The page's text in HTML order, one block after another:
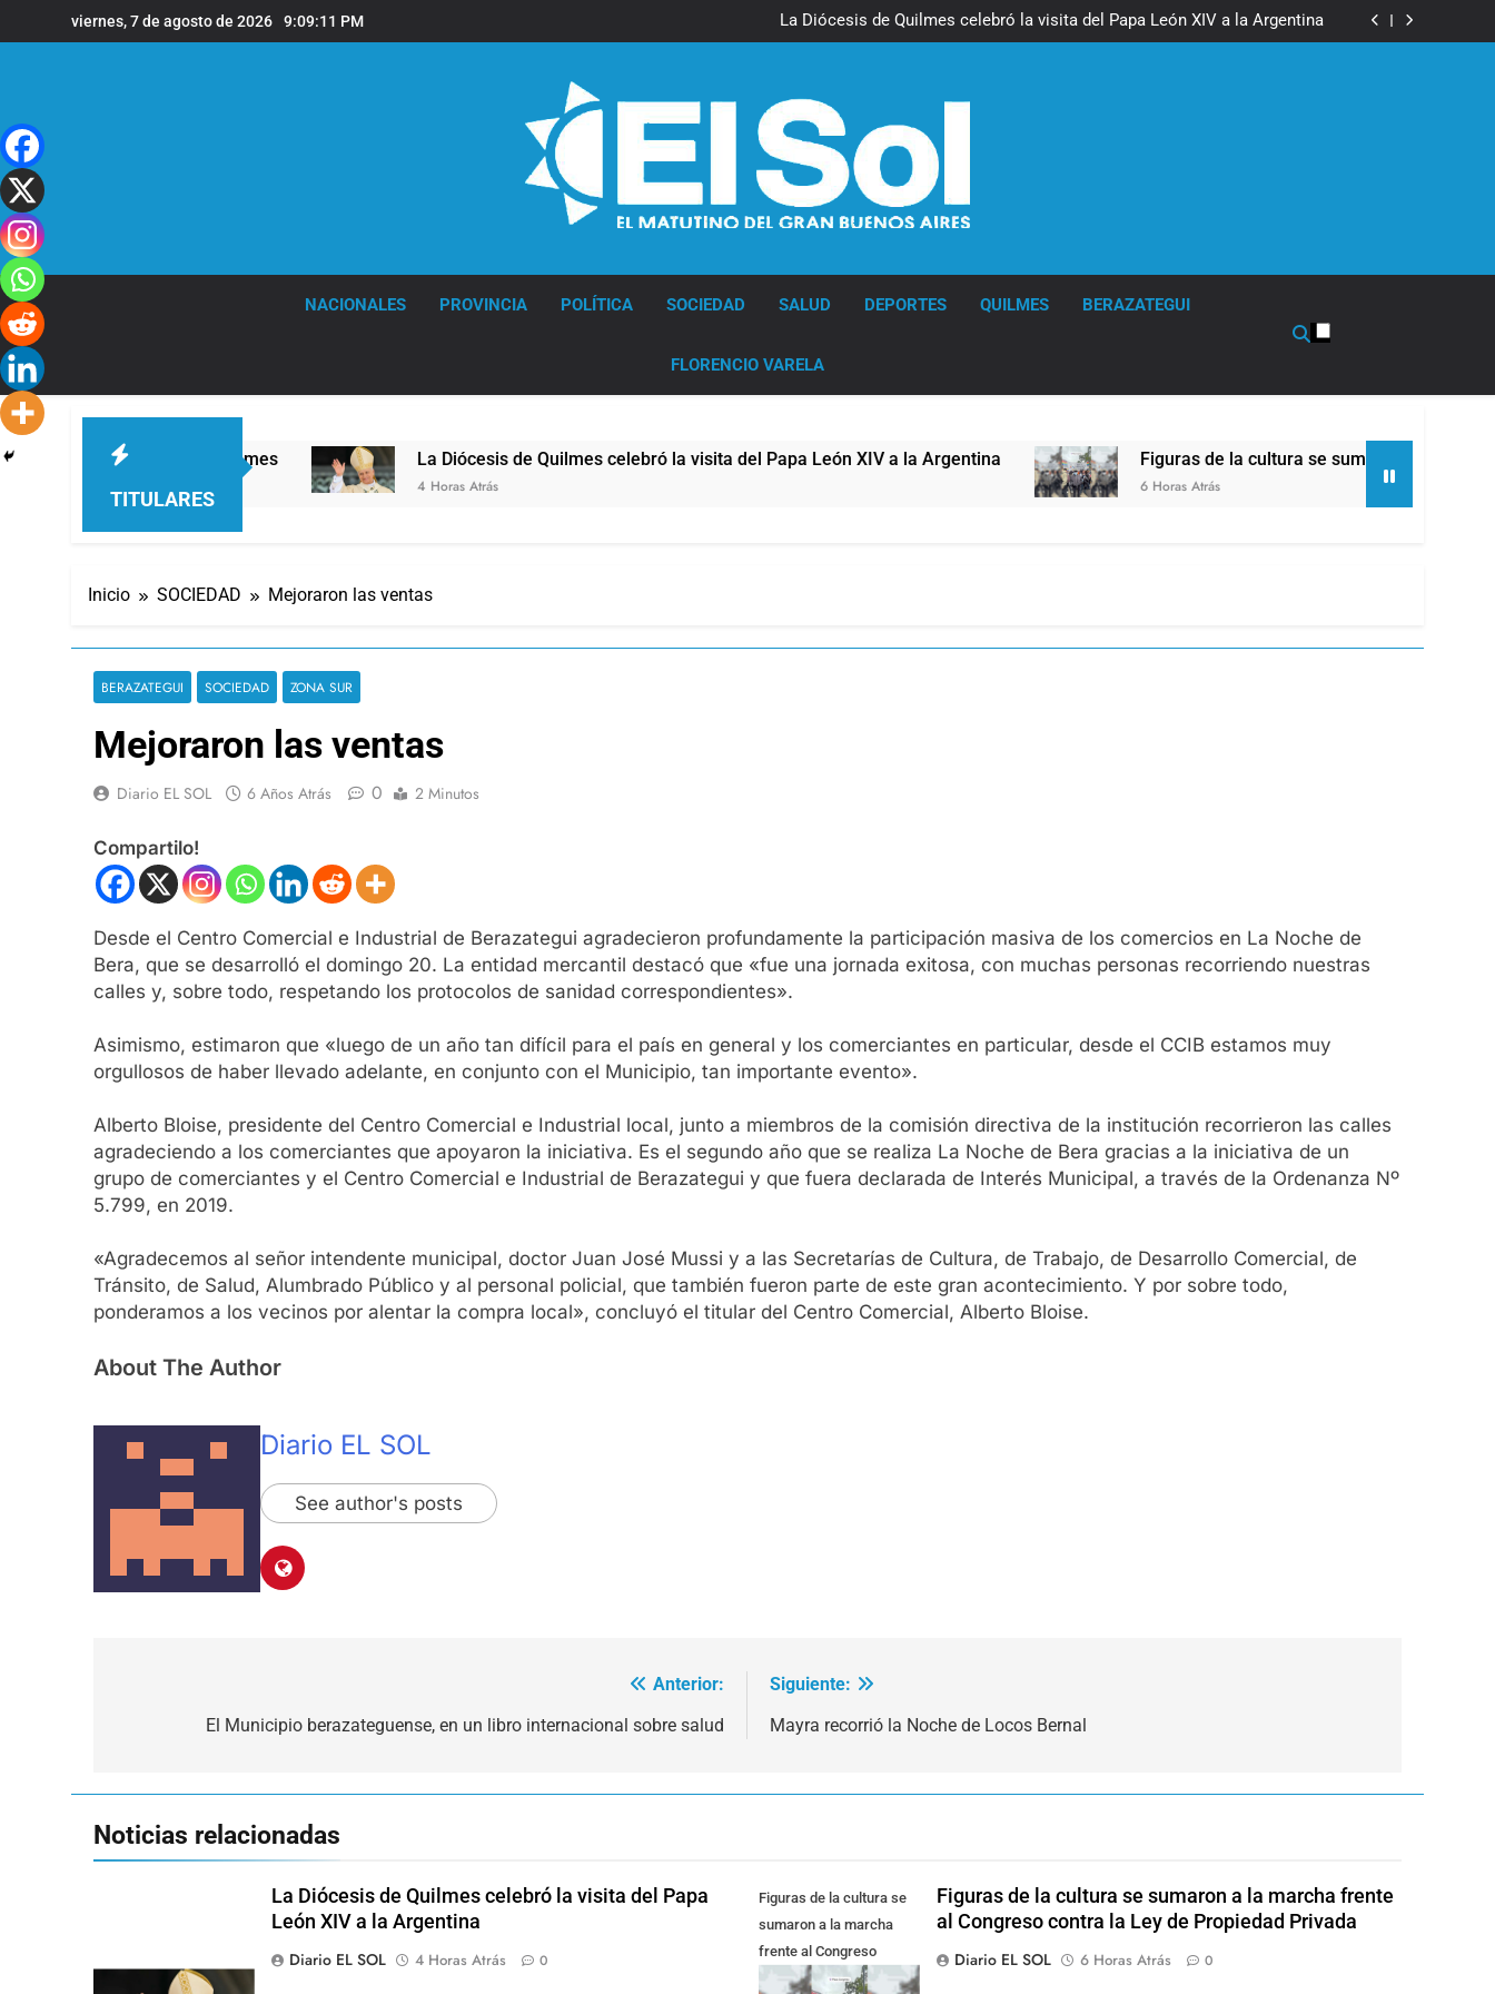
al
viernes, 7 de agosto de 2026 9:09:12 PM
La Diócesis de Quilmes celebró la visita del Papa León XIV a la Argentina
Figuras de la cultura se sumaron a la marcha frente al Congreso contra la
La Diócesis de Quilmes celebró la visita del Papa León XIV a la Argentina
Figuras de la cultura se sumaron a la marcha frente al Congreso contra la
Nueva jornada negativa para los activos argentinos: cayeron las acciones
en Wall Street y el riesgo país quedó al borde de los 450 puntos
NACIONALES PROVINCIA POLÍTICA SOCIEDAD SALUD DEPORTES QUILMES BERAZATEGUI
FLORENCIO VARELA
TITULARES
en la sede de Quilmes La Diócesis de Quilmes celebró la visita del Papa León XIV a la Argentina
4 Horas Atrás
Figuras de la cultura se sumaron a la marcha
6 Horas Atrás
Inicio SOCIEDAD Mejoraron las ventas
BERAZATEGUI SOCIEDAD ZONA SUR
Mejoraron las ventas
Diario EL SOL 6 Años Atrás 0 2 Minutos
Compartilo!
Desde el Centro Comercial e Industrial de Berazategui agradecieron profundamente la participación masiva de los comercios en La Noche de
Bera, que se desarrolló el domingo 20. La entidad mercantil destacó que «fue una jornada exitosa, con muchas personas recorriendo nuestras
calles y, sobre todo, respetando los protocolos de sanidad correspondientes».
Asimismo, estimaron que «luego de un año tan difícil para el país en general y los comerciantes en particular, desde el CCIB estamos muy
orgullosos de haber llevado adelante, en conjunto con el Municipio, tan importante evento».
Alberto Bloise, presidente del Centro Comercial e Industrial local, junto a miembros de la comisión directiva de la institución recorrieron las calles
agradeciendo a los comerciantes que apoyaron la iniciativa. Es el segundo año que se realiza La Noche de Bera gracias a la iniciativa de un
grupo de comerciantes y el Centro Comercial e Industrial de Berazategui y que fuera declarada de Interés Municipal, a través de la Ordenanza Nº
5.799, en 2019.
«Agradecemos al señor intendente municipal, doctor Juan José Mussi y a las Secretarías de Cultura, de Trabajo, de Desarrollo Comercial, de
Tránsito, de Salud, Alumbrado Público y al personal policial, que también fueron parte de este gran acontecimiento. Y por sobre todo,
ponderamos a los vecinos por alentar la compra local», concluyó el titular del Centro Comercial, Alberto Bloise.
About The Author
Diario EL SOL
See author's posts
Anterior:
El Municipio berazateguense, en un libro internacional sobre salud
Siguiente:
Mayra recorrió la Noche de Locos Bernal
Noticias relacionadas
La Diócesis de Quilmes celebró la visita del Papa
León XIV a la Argentina
Diario EL SOL
4 Horas Atrás 0
Figuras de la cultura se
sumaron a la marcha
frente al Congreso
contra la Ley de
Figuras de la cultura se sumaron a la marcha frente
al Congreso contra la Ley de Propiedad Privada
Diario EL SOL
6 Horas Atrás 0